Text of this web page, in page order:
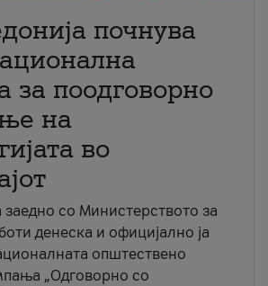
почнува
за поодговорно
на
во
заедно со Министерството за
денеска и официјално ја
општествено
„Одговорно со